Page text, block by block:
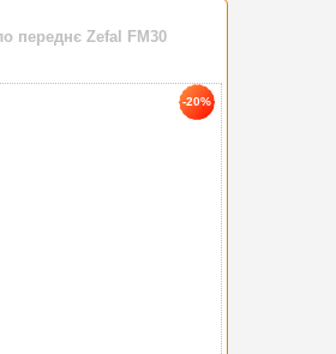
переднє Zefal FM30
-20%